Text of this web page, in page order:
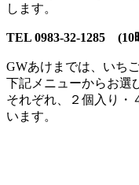
します。
TEL 0983-32-1285 (10
GWあけまでは、いち
下記メニューからお選
それぞれ、２個入り・
います。